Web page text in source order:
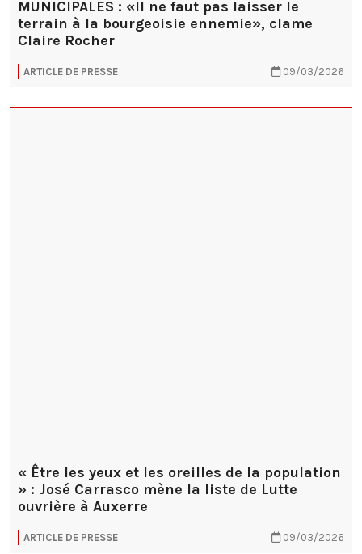
MUNICIPALES : «Il ne faut pas laisser le
terrain à la bourgeoisie ennemie», clame
Claire Rocher
ARTICLE DE PRESSE 09/03/2026
« Être les yeux et les oreilles de la population
» : José Carrasco mène la liste de Lutte
ouvrière à Auxerre
ARTICLE DE PRESSE 09/03/2026